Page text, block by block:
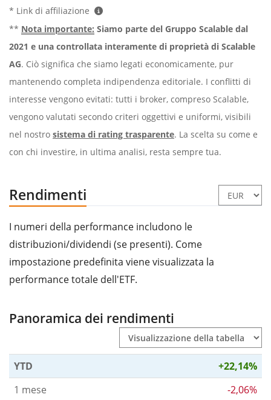
* Link di affiliazione
** Nota importante: Siamo parte del Gruppo Scalable dal
2021 e una controllata interamente di proprietà di Scalable
AG. Ciò significa che siamo legati economicamente, pur
mantenendo completa indipendenza editoriale. I conflitti di
interesse vengono evitati: tutti i broker, compreso Scalable,
vengono valutati secondo criteri oggettivi e uniformi, visibili
nel nostro sistema di rating trasparente. La scelta su come e
con chi investire, in ultima analisi, resta sempre tua.
Rendimenti
I numeri della performance includono le
distribuzioni/dividendi (se presenti). Come
impostazione predefinita viene visualizzata la
performance totale dell'ETF.
Panoramica dei rendimenti
YTD
+22,14%
1 mese
-2,06%